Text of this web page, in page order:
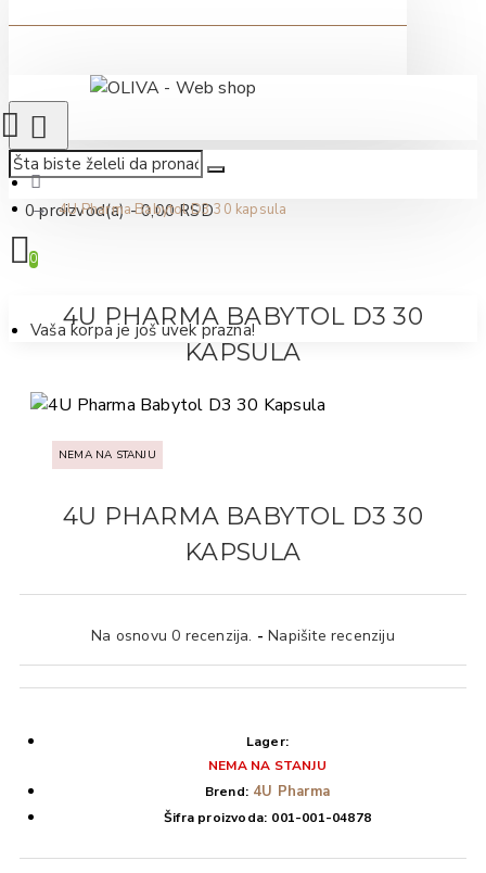
0 proizvod(a) - 0,00 RSD
0
Vaša korpa je još uvek prazna!
4U Pharma Babytol D3 30 kapsula
4U PHARMA BABYTOL D3 30
KAPSULA
NEMA NA STANJU
4U PHARMA BABYTOL D3 30
KAPSULA
Na osnovu 0 recenzija. - Napišite recenziju
Lager:
NEMA NA STANJU
Brend: 4U Pharma
Šifra proizvoda: 001-001-04878